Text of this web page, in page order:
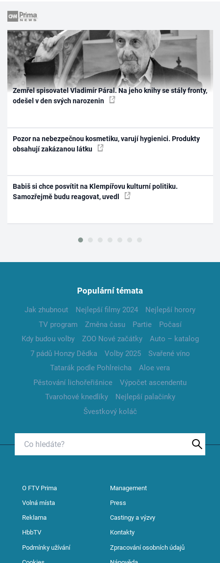
Zemřel spisovatel Vladimír Páral. Na jeho knihy se stály fronty,
odešel v den svých narozenin
Pozor na nebezpečnou kosmetiku, varují hygienici. Produkty
obsahují zakázanou látku
Babiš si chce posvítit na Klempířovu kulturní politiku.
Samozřejmě budu reagovat, uvedl
Populární témata
Jak zhubnout Nejlepší filmy 2024
Nejlepší horory
TV program
Změna času Partie
Počasí
Kdy budou volby
ZOO Nové začátky
Auto – katalog
7 pádů Honzy Dědka
Volby 2025
Svařené víno
Tatarák podle Pohlreicha
Aloe vera
Pěstování lichořeřišnice
Výpočet ascendentu
Tvarohové knedlíky
Nejlepší palačinky
Švestkový koláč
O FTV Prima Management
Volná místa Press
Reklama Castingy a výzvy
HbbTV Kontakty
Podmínky užívání Zpracování osobních údajů